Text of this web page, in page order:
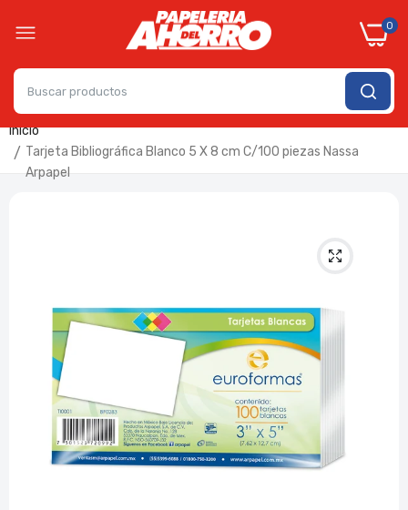
0
Inicio
Tarjeta Bibliográfica Blanco 5 X 8 cm C/100 piezas Nassa
Arpapel